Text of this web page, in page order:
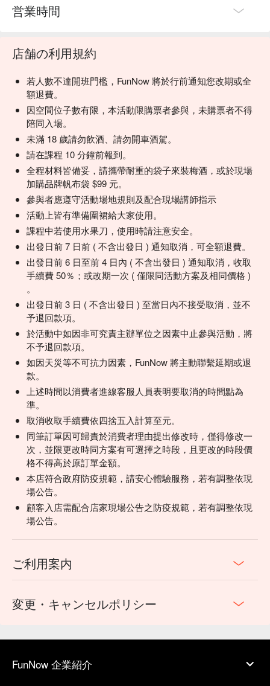
営業時間
店舗の利用規約
若人數不達開班門檻，FunNow 將於行前通知您改期或全
額退費。
因空間位子數有限，本活動限購票者參與，未購票者不得
陪同入場。
未滿 18 歲請勿飲酒、請勿開車酒駕。
請在課程 10 分鐘前報到。
全程材料皆備妥，請攜帶耐重的袋子來裝梅酒，或於現場
加購品牌帆布袋 $99 元。
參與者應遵守活動場地規則及配合現場講師指示
活動上皆有準備圍裙給大家使用。
課程中若使用水果刀，使用時請注意安全。
出發日前 7 日前 ( 不含出發日 ) 通知取消，可全額退費。
出發日前 6 日至前 4 日內 ( 不含出發日 ) 通知取消，收取
手續費 50％；或改期一次 ( 僅限同活動方案及相同價格 )
。
出發日前 3 日 ( 不含出發日 ) 至當日內不接受取消，並不
予退回款項。
於活動中如因非可究責主辦單位之因素中止參與活動，將
不予退回款項。
如因天災等不可抗力因素，FunNow 將主動聯繫延期或退
款。
上述時間以消費者進線客服人員表明要取消的時間點為
準。
取消收取手續費依四捨五入計算至元。
同筆訂單因可歸責於消費者理由提出修改時，僅得修改一
次，並限更改時同方案有可選擇之時段，且更改的時段價
格不得高於原訂單金額。
本店符合政府防疫規範，請安心體驗服務，若有調整依現
場公告。
顧客入店需配合店家現場公告之防疫規範，若有調整依現
場公告。
ご利用案内
変更・キャンセルポリシー
FunNow 企業紹介